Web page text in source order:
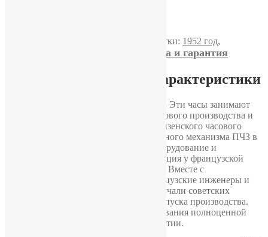
Метки: 1952 год,
Доставка, оплата и гарантия
Подробное описание и характеристики
Часы «Звезда» 2-й квартал 1952 года. Эти часы занимают
особое место в истории советского часового производства и
напрямую связаны с становлением Пензенского часового
завода. Для создания первого собственного механизма ПЧЗ в
предвоенные годы было закуплено оборудование и
выкуплена технологическая документация у французской
фирмы LIP, а именно на механизм T18. Вместе с
оборудованием в Пензу прибыли французские инженеры и
технические специалисты, которые обучали советских
мастеров и контролировали процесс запуска производства.
Этот этап стал ключевым для формирования полноценной
часовой промышленности на предприятии.